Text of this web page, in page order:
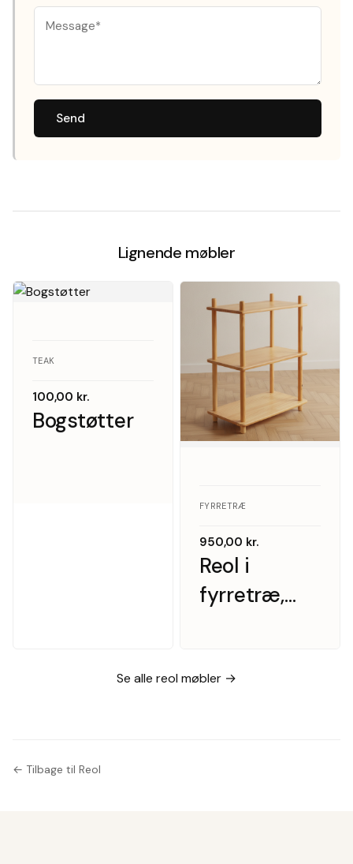
Send
Lignende møbler
Bogstøtter
TEAK
100,00 kr.
Reol i
fyrretræ,
FYRRETRÆ
950,00 kr.
Se alle reol møbler →
← Tilbage til Reol